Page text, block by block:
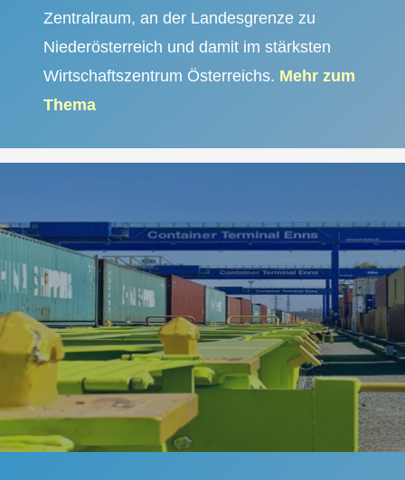
Zentralraum, an der Landesgrenze zu
Niederösterreich und damit im stärksten
Wirtschaftszentrum Österreichs. Mehr zum
Thema